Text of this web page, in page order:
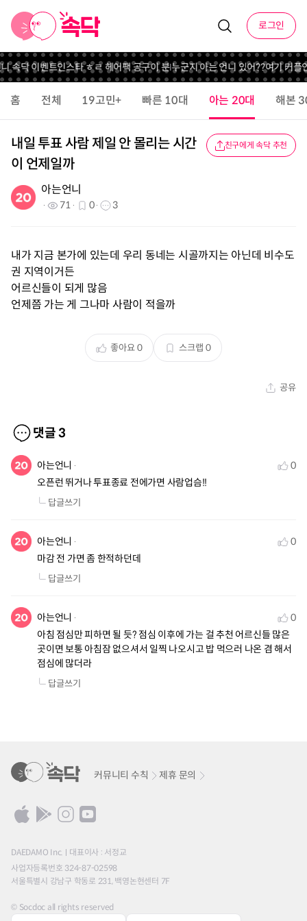
로그인
속닥 이벤트인스타 ㅎㄹ 헤어팩 공구이 분 누군지 아는 언니 있어??여기 커플
홈 전체 19고민+ 빠른 10대 아는 20대 해본
내일 투표 사람 제일 안 몰리는 시간
이 언제일까
친구에게 속닥 추천
아는언니
71 0 3
내가 지금 본가에 있는데 우리 동네는 시골까지는 아닌데 비수도
권 지역이거든
어르신들이 되게 많음
언제쯤 가는 게 그나마 사람이 적을까
좋아요0 스크랩 0
공유
댓글3
아는언니
0
오픈런 뛰거나 투표종료 전에가면 사람업슴!!
답글쓰기
아는언니
0
마감 전 가면 좀 한적하던데
답글쓰기
아는언니
0
아침 점심만 피하면 될 듯? 점심 이후에 가는 걸 추천 어르신들 많은
곳이면 보통 아침잠 없으셔서 일찍 나오시고 밥 먹으러 나온 겸 해서
점심에 많더라
답글쓰기
커뮤니티 수칙 제휴 문의
DAEDAMO Inc.
대표이사 : 서정교
사업자등록번호 324-87-02598
서울특별시 강남구 학동로 231, 백영논현센터 7F
© Socdoc all rights reserved